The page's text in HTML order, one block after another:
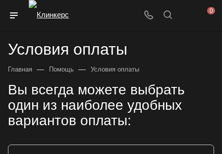
0
Условия оплаты
Главная — Помощь — Условия оплаты
Вы всегда можете выбрать
один из наиболее удобных
вариантов оплаты: